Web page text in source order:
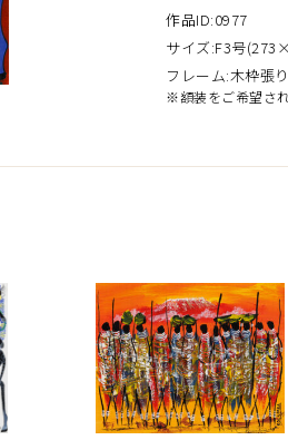
作品ID:0977
サイズ:F3号
フレーム:木枠張
※額装をご希望さ